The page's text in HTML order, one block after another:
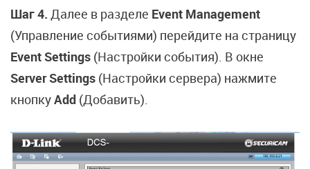
Шаг 4. Далее в разделe Event Management
(Управление событиями) перейдите на страницу
Event Settings (Настройки события). В окне
Server Settings (Настройки сервера) нажмите
кнопкуAdd (Добавить).